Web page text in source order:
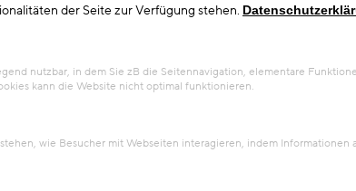
der Seite zur Verfügung stehen.
nutzbar, in dem Sie zB die Seitennavigation, elementare
kann die Website nicht optimal funktionieren.
wie Besucher mit Webseiten interagieren, indem Informationen